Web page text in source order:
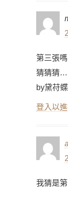
第三張嗎
猜猜猜
by黛苻
登入以
我猜是